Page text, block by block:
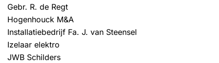
Gebr. R. de Regt
Hogenhouck M&A
Installatiebedrijf Fa. J. van Steensel
Izelaar elektro
JWB Schilders